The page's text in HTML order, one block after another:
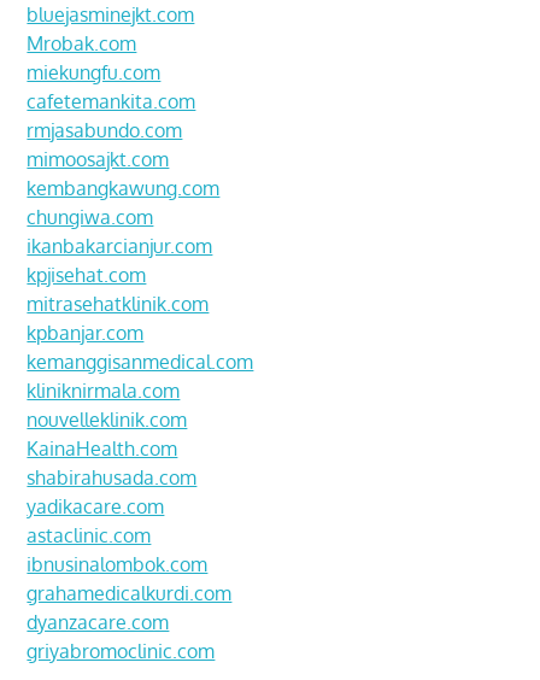
bluejasminejkt.com
Mrobak.com
miekungfu.com
cafetemankita.com
rmjasabundo.com
mimoosajkt.com
kembangkawung.com
chungiwa.com
ikanbakarcianjur.com
kpjisehat.com
mitrasehatklinik.com
kpbanjar.com
kemanggisanmedical.com
kliniknirmala.com
nouvelleklinik.com
KainaHealth.com
shabirahusada.com
yadikacare.com
astaclinic.com
ibnusinalombok.com
grahamedicalkurdi.com
dyanzacare.com
griyabromoclinic.com